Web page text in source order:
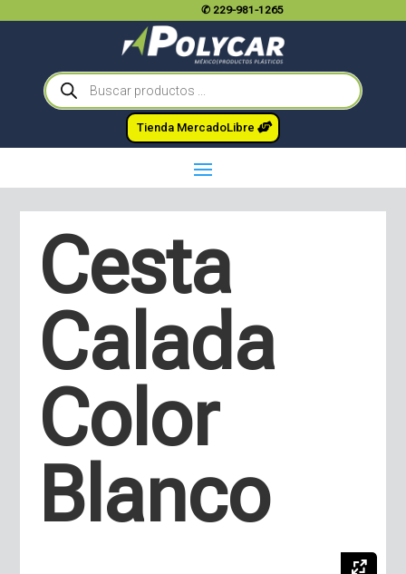
✆ 229-981-1265
Búsqueda
de
productos
Tienda MercadoLibre
Cesta
Calada
Color
Blanco